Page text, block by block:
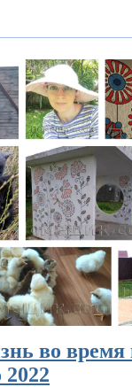
во время
2022